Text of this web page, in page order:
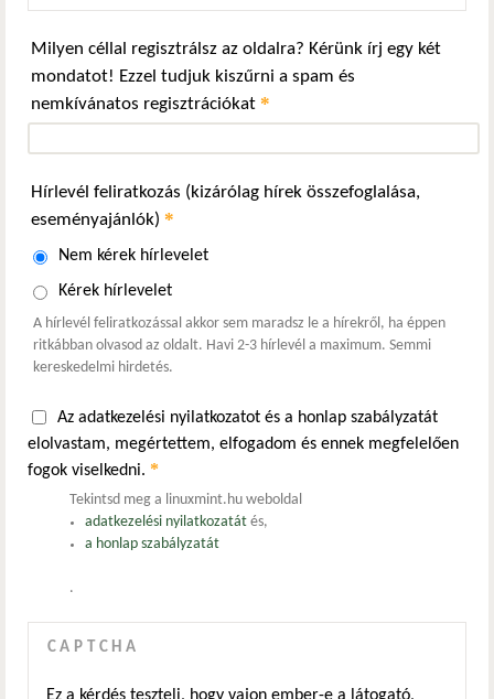
Milyen céllal regisztrálsz az oldalra? Kérünk írj egy két
mondatot! Ezzel tudjuk kiszűrni a spam és
nemkívánatos regisztrációkat *
Hírlevél feliratkozás (kizárólag hírek összefoglalása,
eseményajánlók) *
Nem kérek hírlevelet
Kérek hírlevelet
A hírlevél feliratkozással akkor sem maradsz le a hírekről, ha éppen
ritkábban olvasod az oldalt. Havi 2-3 hírlevél a maximum. Semmi
kereskedelmi hirdetés.
Az adatkezelési nyilatkozatot és a honlap szabályzatát
elolvastam, megértettem, elfogadom és ennek megfelelően
fogok viselkedni. *
Tekintsd meg a linuxmint.hu weboldal
adatkezelési nyilatkozatátés,
a honlap szabályzatát
.
CAPTCHA